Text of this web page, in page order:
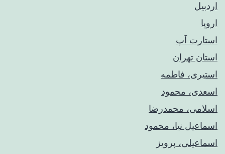
اردبیل
اروپا
استارت آپ
استان تهران
استیری، فاطمه
اسعدی، محمود
اسلامی، محمدرضا
اسماعیل نیا، محمود
اسماعیلی، پرویز